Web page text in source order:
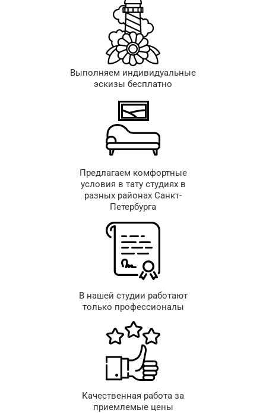
Выполняем индивидуальные
эскизы бесплатно
Предлагаем комфортные
условия в тату студиях в
разных районах Санкт-
Петербурга
В нашей студии работают
только профессионалы
Качественная работа за
приемлемые цены